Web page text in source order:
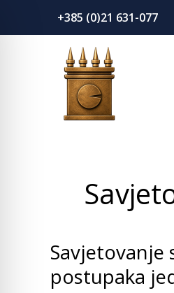
+385 (0)21 631-077
Savjetovanje
postupaka
Savjetovanje
javnošću